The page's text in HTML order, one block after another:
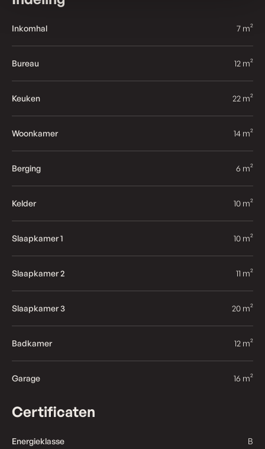
Inkomhal 7 m²
Bureau 12 m²
Keuken 22 m²
Woonkamer 14 m²
Berging 6 m²
Kelder 10 m²
Slaapkamer 1 10 m²
Slaapkamer 2 11 m²
Slaapkamer 3 20 m²
Badkamer 12 m²
Garage 16 m²
Certificaten
Energieklasse B